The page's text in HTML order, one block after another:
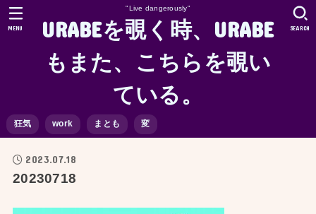
"Live dangerously"
URABEを覗く時、URABE
もまた、こちらを覗い
ている。
狂気 work まとも 変
SEARCH
MENU
2023.07.18
20230718